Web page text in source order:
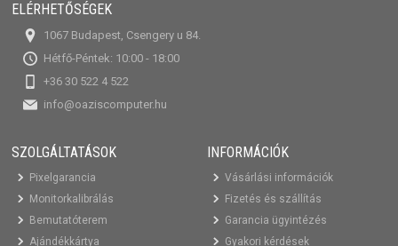
ELÉRHETŐSÉGEK
1067 Budapest, Csengery u 84.
Hétfő-Péntek: 10:00 - 18:00
+36 30 522 4 522
info@oaziscomputer.hu
SZOLGÁLTATÁSOK
Pixelgarancia
Monitorkalibrálás
Bemutatóterem
Ajándékkártya
INFORMÁCIÓK
Vásárlási információk
Fizetés és szállítás
Garancia ügyintézés
Gyakori kérdések